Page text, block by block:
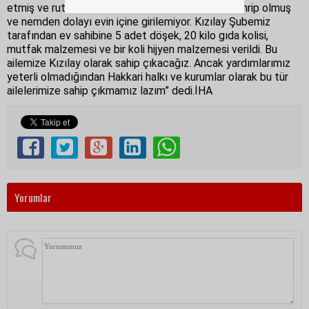
etmiş ve rutubetten evin tavanları ve duvarları tahrip olmuş
ve nemden dolayı evin içine girilemiyor. Kızılay Şubemiz
tarafından ev sahibine 5 adet döşek, 20 kilo gıda kolisi,
mutfak malzemesi ve bir koli hijyen malzemesi verildi. Bu
ailemize Kızılay olarak sahip çıkacağız. Ancak yardımlarımız
yeterli olmadığından Hakkari halkı ve kurumlar olarak bu tür
ailelerimize sahip çıkmamız lazım” dedi.İHA
Yorumlar